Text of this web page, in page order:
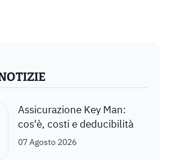
Assicurazione Key Man:
cos'è, costi e deducibilità
07 Agosto 2026